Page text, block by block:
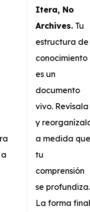
Itera, No
Archives. Tu
estructura de
conocimiento
es un
documento
vivo. Revísala
y
a medida que
tu
comprensión
se profundiza.
La forma final